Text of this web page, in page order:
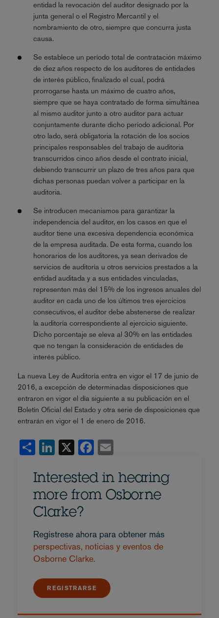
entidad la revocación del auditor designado por la
junta general o el Registro Mercantil y el
nombramiento de otro, siempre que concurra justa
causa.
Se establece un período total de contratación máximo
de diez años respecto de los auditores de entidades
de interés público, finalizado el cual, podrá
prorrogarse hasta un máximo de cuatro años,
siempre que se haya contratado de forma simultánea
al mismo auditor junto a otro auditor para actuar
conjuntamente durante dicho período adicional. Por
otro lado, será obligatoria la rotación de los socios
principales responsables del trabajo de auditoria
transcurridos cinco años desde el contrato inicial,
debiendo transcurrir un plazo de tres años para que
dichas personas puedan volver a participar en la
auditoria.
Se introducen mecanismos para garantizar la
independencia del auditor, en los casos en que el
auditor tiene una excesiva dependencia económica
de la empresa auditada. De esta forma, cuando los
honorarios de los auditores, ya sean derivados de
servicios de auditoría u otros servicios prestados a la
entidad auditada y a sus entidades vinculadas,
representen más del 15% de los ingresos anuales del
auditor en cada uno de los últimos tres ejercicios
consecutivos, el auditor debe abstenerse de realizar
la auditoría correspondiente al ejercicio siguiente.
Dicho porcentaje se eleva al 30% en las entidades
que no tengan la consideración de entidades de
interés público.
La nueva Ley de Auditoría entra en vigor el 17 de junio de
2016, a excepción de determinadas disposiciones que
entraron en vigor el día siguiente a su publicación en el
Boletín Oficial del Estado y otra serie de disposiciones que
entrarán en vigor el 1 de enero de 2016.
Share LinkedIn Facebook
Interested in hearing
more from Osborne
Clarke?
Regístrese ahora para obtener más
perspectivas, noticias y eventos de
Osborne Clarke.
REGISTRARSE